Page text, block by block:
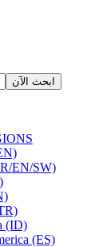
EN/SW)
(ID)
(ES)